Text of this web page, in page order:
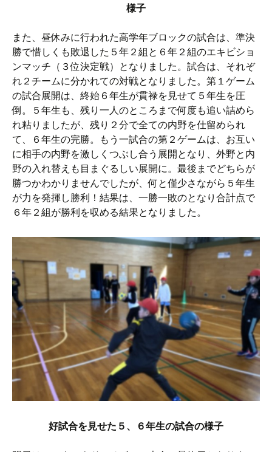
様子
また、昼休みに行われた高学年ブロックの試合は、準決
勝で惜しくも敗退した５年２組と６年２組のエキビショ
ンマッチ（３位決定戦）となりました。試合は、それぞ
れ２チームに分かれての対戦となりました。第１ゲーム
の試合展開は、終始６年生が貫禄を見せて５年生を圧
倒。５年生も、残り一人のところまで何度も追い詰めら
れ粘りましたが、残り２分で全ての内野を仕留められ
て、６年生の完勝。もう一試合の第２ゲームは、お互い
に相手の内野を激しくつぶし合う展開となり、外野と内
野の入れ替えも目まぐるしい展開に。最後までどちらが
勝つかわかりませんでしたが、何と僅少さながら５年生
が力を発揮し勝利！結果は、一勝一敗のとなり合計点で
６年２組が勝利を収める結果となりました。
好試合を見せた５、６年生の試合の様子